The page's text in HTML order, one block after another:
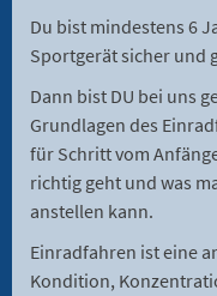
Du bist mindestens 6
Sportgerät sicher und
Dann bist DU bei uns
Grundlagen des
für Schritt vom
richtig geht und was
anstellen kann.
Einradfahren ist eine
Kondition,